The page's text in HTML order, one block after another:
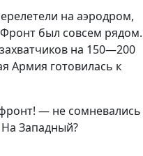
на аэродром,
был совсем рядом.
на 150—200
Армия готовилась к
— не сомневались
Западный?